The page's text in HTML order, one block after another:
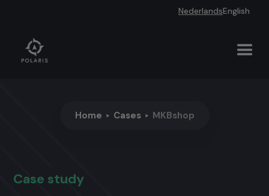
NederlandsEnglish
Home Cases MKBshop
Case study